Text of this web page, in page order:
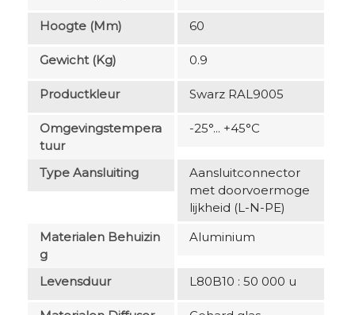
Hoogte (mm) 60
Gewicht (kg) 0.9
Productkleur Swarz RAL9005
Omgevingstempera
Tuur
-25°... +45°C
Type Aansluiting
Aansluitconnector
met doorvoermoge
lijkheid (L-N-PE)
Materialen Behuizin
G
Aluminium
Levensduur L80B10 : 50 000 u